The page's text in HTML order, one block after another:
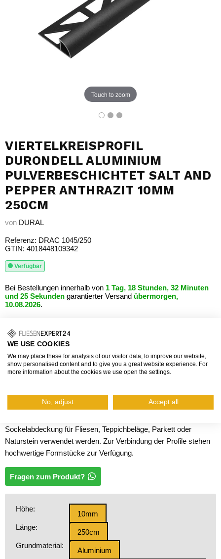
Touch to zoom
VIERTELKREISPROFIL
DURONDELL ALUMINIUM
PULVERBESCHICHTET SALT AND
PEPPER ANTHRAZIT 10MM
250CM
von DURAL
Referenz: DRAC 1045/250
GTIN: 4018448109342
Verfügbar
Bei Bestellungen innerhalb von 1 Tag, 18 Stunden, 32 Minuten
und 25 Sekunden garantierter Versand übermorgen,
10.08.2026.
Grundpreis: 6,46 €/m
Die DURONDELL-Viertelkreisprofile von Dural wurden speziell
haben eine sanfte Rundung und sind in verschiedenen Materialien
erhältlich. Neben dem Schutz bieten sie auch eine anspruchsvolle
Sockelabdeckung für Fliesen, Teppichbeläge, Parkett oder
Naturstein verwendet werden. Zur Verbindung der Profile stehen
hochwertige Formstücke zur Verfügung.
Fragen zum Produkt?
Höhe:
10mm
Länge:
250cm
Grundmaterial:
Aluminium
WE USE COOKIES
We may place these for analysis of our visitor data, to improve our website,
show personalised content and to give you a great website experience. For
more information about the cookies we use open the settings.
No, adjust Accept all